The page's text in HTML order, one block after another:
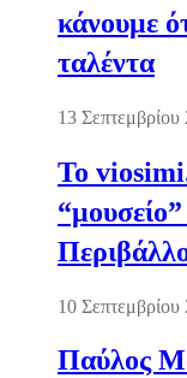
κάνουμε
ταλέντα
13 Σεπτεμβρίου
Το
10 Σεπτεμβρίου
Παύλος